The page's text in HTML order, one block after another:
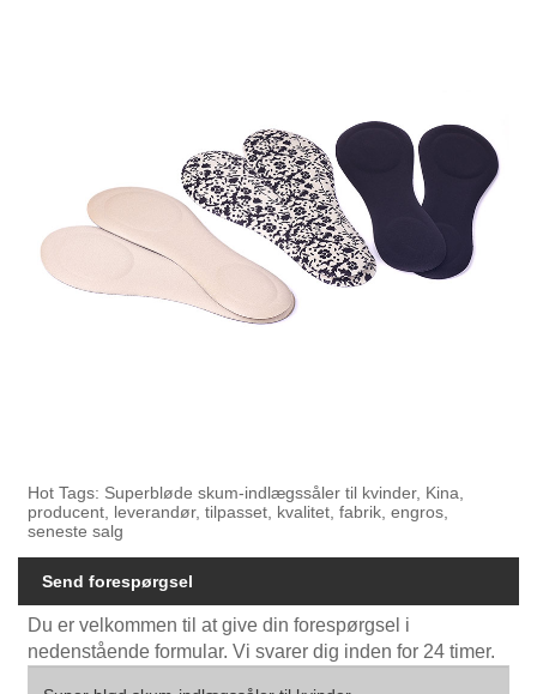
Hot Tags: Superbløde skum-indlægssåler til kvinder, Kina,
producent, leverandør, tilpasset, kvalitet, fabrik, engros,
seneste salg
Send forespørgsel
Du er velkommen til at give din forespørgsel i
nedenstående formular. Vi svarer dig inden for 24 timer.